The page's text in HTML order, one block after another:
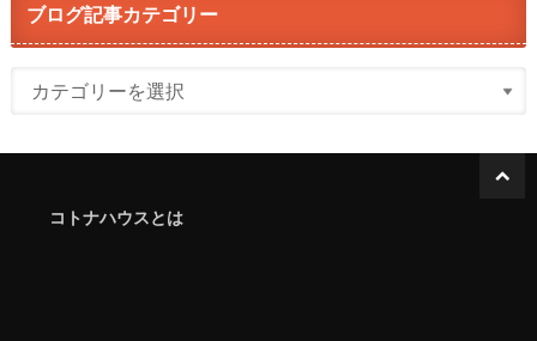
ブログ記事カテゴリー
コトナハウスとは